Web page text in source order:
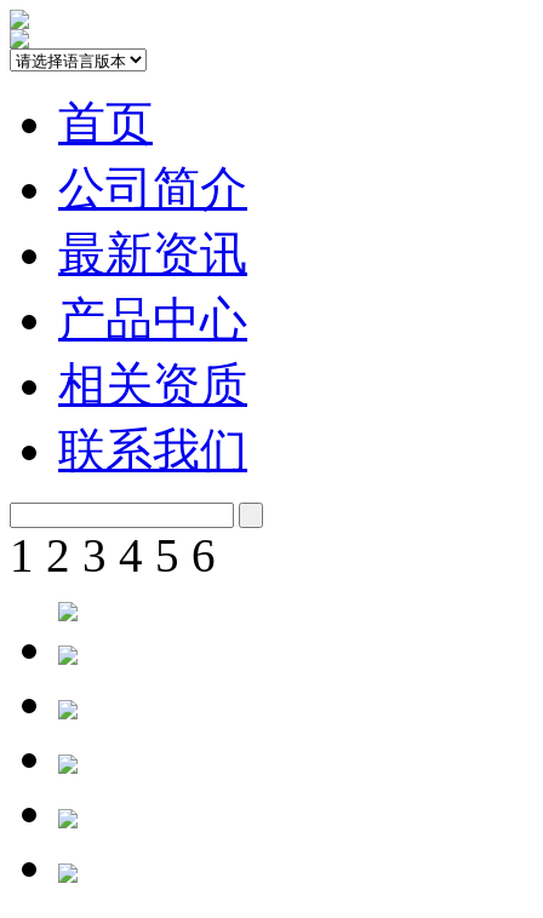
首页
公司简介
最新资讯
产品中心
相关资质
联系我们
1 2 3 4 5 6